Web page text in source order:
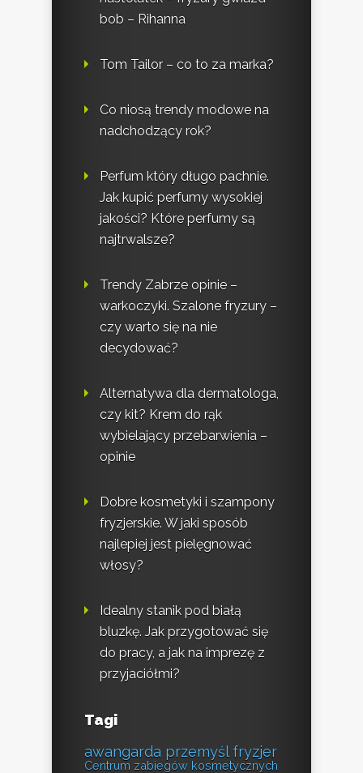
bob – Rihanna
Tom Tailor – co to za marka?
Co niosą trendy modowe na
nadchodzący rok?
Perfum który długo pachnie.
Jak kupić perfumy wysokiej
jakości? Które perfumy są
najtrwalsze?
Trendy Zabrze opinie –
warkoczyki. Szalone fryzury –
czy warto się na nie
decydować?
Alternatywa dla dermatologa,
czy kit? Krem do rąk
wybielający przebarwienia –
opinie
Dobre kosmetyki i szampony
fryzjerskie. W jaki sposób
najlepiej jest pielęgnować
włosy?
Idealny stanik pod białą
bluzkę. Jak przygotować się
do pracy, a jak na imprezę z
przyjaciółmi?
Tagi
awangarda przemyśl fryzjer
Centrum zabiegów kosmetycznych